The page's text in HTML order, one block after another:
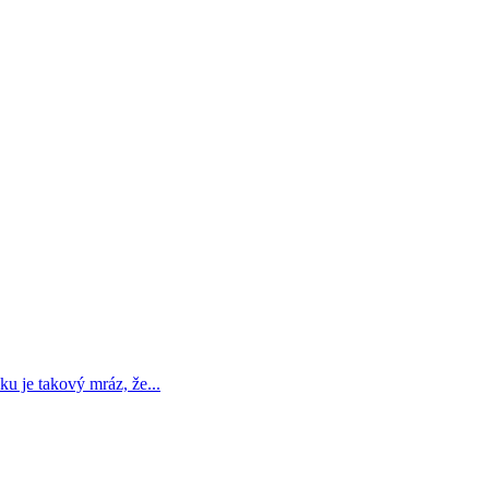
je takový mráz, že...